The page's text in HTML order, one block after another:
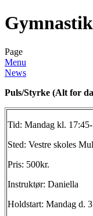
Page
Menu
News
Puls/Styrke (Alt for
Tid: Mandag kl.
Sted: Vestre skoles
Pris: 500kr.
Instruktør: Daniella
Holdstart: Mandag d.